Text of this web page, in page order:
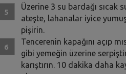
Üzerine 3 su bardağı sıcak
ateşte, lahanalar iyice
pişirin.
Tencerenin kapağını açıp
gibi yemeğin üzerine
karıştırın. 10 dakika daha